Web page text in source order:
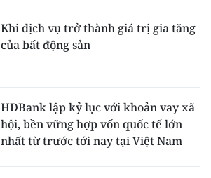
Khi dịch vụ trở thành giá trị gia tăng
của bất động sản
HDBank lập kỷ lục với khoản vay xã
hội, bền vững hợp vốn quốc tế lớn
nhất từ trước tới nay tại Việt Nam